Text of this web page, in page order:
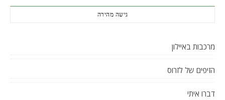
גישה מהירה
מרכבות באיילון
הזיפים של לזרוס
דברו איתי